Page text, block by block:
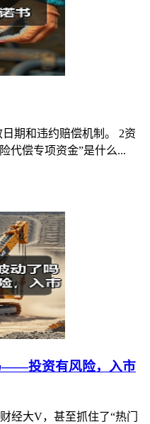
期和违约赔偿机制。 2资
代偿专项资金”是什么...
——投资有风险，入市
经大V，甚至抓住了“热门